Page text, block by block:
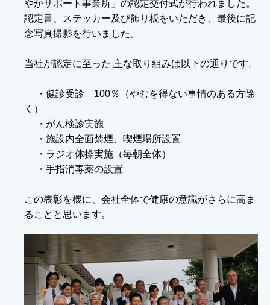
やかサポート事業所」の認定交付式が行われました。
認定書、ステッカー及び飾り板をいただき、最後に記
念写真撮影を行いました。
当社が認定に至った 主な取り組みは以下の通りです。
・健診受診 100％（やむを得ない事情のある方除
く）
・がん検診実施
・施設内全面禁煙、喫煙場所設置
・ラジオ体操実施（毎朝全体）
・手指消毒薬の設置
この表彰を機に、会社全体で健康の意識がさらに高ま
ることと思います。